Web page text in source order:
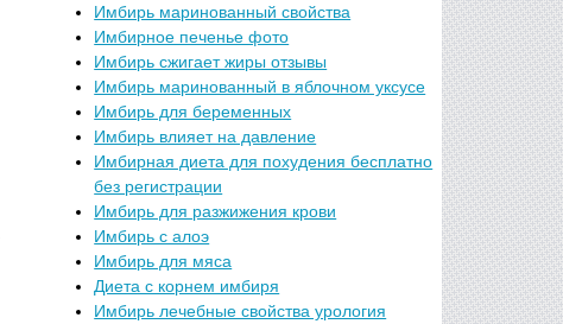
Имбирь маринованный свойства
Имбирное печенье фото
Имбирь сжигает жиры отзывы
Имбирь маринованный в яблочном уксусе
Имбирь для беременных
Имбирь влияет на давление
Имбирная диета для похудения бесплатно
без регистрации
Имбирь для разжижения крови
Имбирь с алоэ
Имбирь для мяса
Диета с корнем имбиря
Имбирь лечебные свойства урология